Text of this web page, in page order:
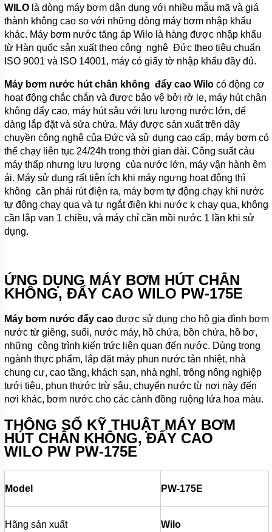
BƠM
LY TÂM
TRỤC
NGANG
ĐẦU
GANG
BƠM
LY TÂM
TRỤC
NGANG
ĐẦU
INOX
BƠM
TRỤC
NGANG
ĐA
TẦNG
CÁNH
MÁY
BƠM
KHOAN
MÁY
NƯỚC
CÔNG
NGHIỆP
MÁY
BƠM
NƯỚC
CÔNG
NGHIỆP
TRUNG
ĐẦU
MÁY
BƠM
BƠM
HÚT
WILO là dòng máy bơm dân dụng với nhiều mẫu mã và giá
thành không cao so với những dòng máy bơm nhập khẩu
khác. Máy bơm nước tăng áp Wilo là hàng được nhập khẩu
từ Hàn quốc sản xuất theo công nghệ Đức theo tiêu chuẩn
ISO 9001 và ISO 14001, máy có giấy tờ nhập khẩu đầy đủ.
Máy bơm nước hút chân không đẩy cao Wilo có động cơ
hoạt động chắc chắn và được bảo vệ bởi rờ le, máy hút chân
không đẩy cao, máy hút sâu với lưu lượng nước lớn, dể
dàng lắp đặt và sửa chửa. Máy được sản xuất trên dây
chuyền công nghệ của Đức và sử dụng cao cấp, máy bơm có
thể chạy liên tục 24/24h trong thời gian dài. Công suất cảu
máy thấp nhưng lưu lượng của nước lớn, máy vận hành êm
ái. Máy sử dụng rất tiện ích khi máy ngưng hoạt động thì
không cần phải rút điện ra, máy bơm tự động chạy khi nước
tự động chạy qua và tự ngắt điện khi nước k chạy qua, không
cần lắp van 1 chiều, và máy chỉ cần mồi nước 1 lần khi sử
dụng.
ỨNG DỤNG MÁY BƠM HÚT CHÂN
KHÔNG, ĐẨY CAO WILO PW-175E
Máy bơm nước đẩy cao được sử dụng cho hộ gia đình bơm
nước từ giêng, suối, nước máy, hồ chứa, bồn chứa, hồ bơ,
những công trình kiến trức liên quan đến nước. Dùng trong
ngành thực phẩm, lắp đặt máy phun nước tản nhiệt, nhà
chung cư, cao tầng, khách sạn, nhà nghỉ, trông nông nghiệp
tưới tiêu, phun thước trừ sâu, chuyển nước từ nơi này đến
nơi khác, bơm nước cho các cành đồng ruộng lứa hoa màu.
THÔNG SỐ KỸ THUẬT MÁY BƠM
HÚT CHÂN KHÔNG, ĐẨY CAO
WILO PW PW-175E
Model PW-175E
Hãng sản xuất Wilo